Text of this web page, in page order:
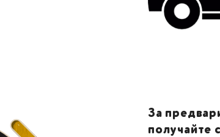
За
получайте